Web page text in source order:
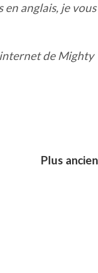
anglais, je vous
de Mighty
Plus ancien